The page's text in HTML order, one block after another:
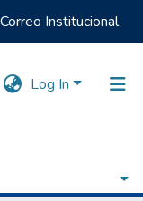
Correo Institucional
Log In